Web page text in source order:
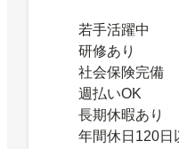
若手活躍中
研修あり
社会保険完備
週払いOK
長期休暇あり
年間休日120日